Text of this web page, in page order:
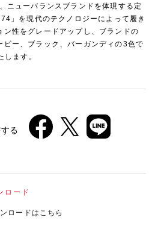
ニューバランスブランドを体現する定
」を現代のテクノロジーによって履き
ン性をグレードアップし、ブランドの
ビー、ブラック、バーガンディの3色で
ます。
る
ロード
ロードはこちら